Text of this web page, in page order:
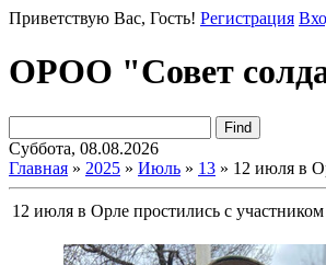
Приветствую Вас, Гость! Регистрация
ОРОО "Совет
Суббота, 08.08.2026
Главная » 2025 » Июль » 13 » 12 июля в
12 июля в Орле простились с